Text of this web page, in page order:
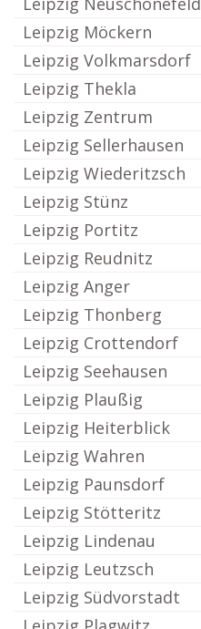
Leipzig Möckern
Leipzig Volkmarsdorf
Leipzig Thekla
Leipzig Zentrum
Leipzig Sellerhausen
Leipzig Wiederitzsch
Leipzig Stünz
Leipzig Portitz
Leipzig Reudnitz
Leipzig Anger
Leipzig Thonberg
Leipzig Crottendorf
Leipzig Seehausen
Leipzig Plaußig
Leipzig Heiterblick
Leipzig Wahren
Leipzig Paunsdorf
Leipzig Stötteritz
Leipzig Lindenau
Leipzig Leutzsch
Leipzig Südvorstadt